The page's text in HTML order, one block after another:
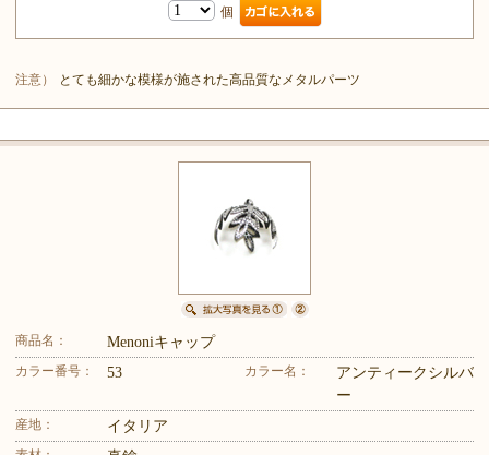
個
注意） とても細かな模様が施された高品質なメタルパーツ
商品名： Menoniキャップ
カラー番号： 53 カラー名：
アンティークシルバ
ー
産地： イタリア